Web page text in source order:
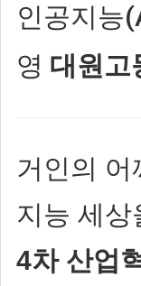
인공지능
영 대원고
거인의 어
지능 세상
4차 산업